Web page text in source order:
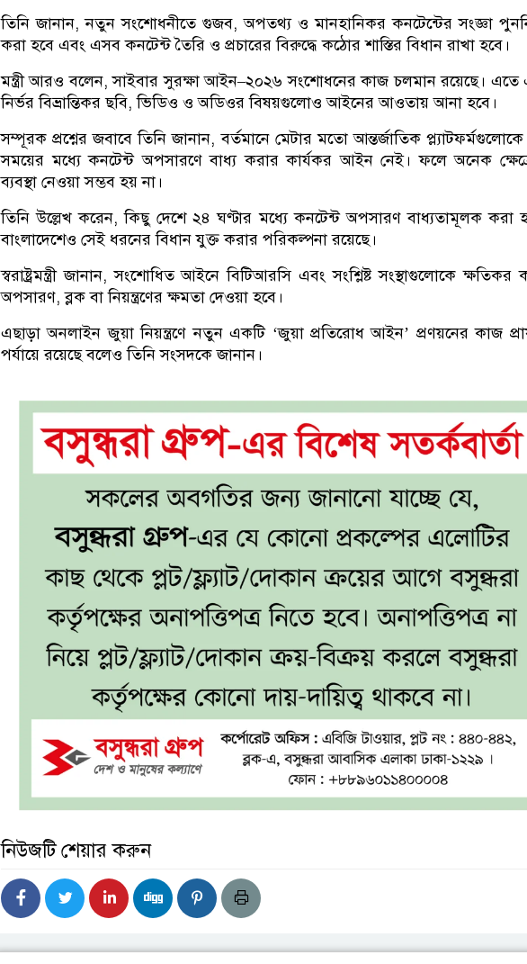
তিনি জানান, নতুন সংশোধনীতে গুজব, অপতথ্য ও মানহানিকর কনটেন্টের সংজ্ঞা
করা হবে এবং এসব কনটেন্ট তৈরি ও প্রচারের বিরুদ্ধে কঠোর শাস্তির বিধান রাখা হবে।
মন্ত্রী আরও বলেন, সাইবার সুরক্ষা আইন–২০২৬ সংশোধনের কাজ চলমান রয়েছে।
নির্ভর বিভ্রান্তিকর ছবি, ভিডিও ও অডিওর বিষয়গুলোও আইনের আওতায় আনা হবে।
সম্পূরক প্রশ্নের জবাবে তিনি জানান, বর্তমানে মেটার মতো আন্তর্জাতিক প্ল্যাটফর্মগুলোকে
সময়ের মধ্যে কনটেন্ট অপসারণে বাধ্য করার কার্যকর আইন নেই। ফলে অনেক
ব্যবস্থা নেওয়া সম্ভব হয় না।
তিনি উল্লেখ করেন, কিছু দেশে ২৪ ঘণ্টার মধ্যে কনটেন্ট অপসারণ বাধ্যতামূলক করা
বাংলাদেশেও সেই ধরনের বিধান যুক্ত করার পরিকল্পনা রয়েছে।
স্বরাষ্ট্রমন্ত্রী জানান, সংশোধিত আইনে বিটিআরসি এবং সংশ্লিষ্ট সংস্থাগুলোকে ক্ষতিকর
অপসারণ, ব্লক বা নিয়ন্ত্রণের ক্ষমতা দেওয়া হবে।
এছাড়া অনলাইন জুয়া নিয়ন্ত্রণে নতুন একটি ‘জুয়া প্রতিরোধ আইন’ প্রণয়নের কাজ
পর্যায়ে রয়েছে বলেও তিনি সংসদকে জানান।
নিউজটি শেয়ার করুন